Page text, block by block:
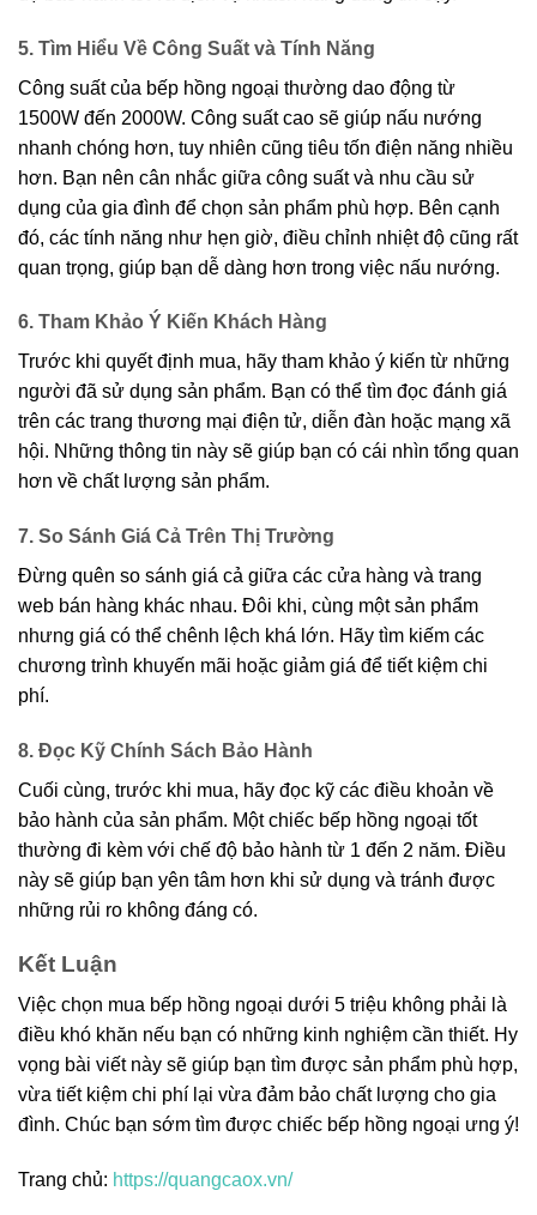
5. Tìm Hiểu Về Công Suất và Tính Năng
Công suất của bếp hồng ngoại thường dao động từ
1500W đến 2000W. Công suất cao sẽ giúp nấu nướng
nhanh chóng hơn, tuy nhiên cũng tiêu tốn điện năng nhiều
hơn. Bạn nên cân nhắc giữa công suất và nhu cầu sử
dụng của gia đình để chọn sản phẩm phù hợp. Bên cạnh
đó, các tính năng như hẹn giờ, điều chỉnh nhiệt độ cũng rất
quan trọng, giúp bạn dễ dàng hơn trong việc nấu nướng.
6. Tham Khảo Ý Kiến Khách Hàng
Trước khi quyết định mua, hãy tham khảo ý kiến từ những
người đã sử dụng sản phẩm. Bạn có thể tìm đọc đánh giá
trên các trang thương mại điện tử, diễn đàn hoặc mạng xã
hội. Những thông tin này sẽ giúp bạn có cái nhìn tổng quan
hơn về chất lượng sản phẩm.
7. So Sánh Giá Cả Trên Thị Trường
Đừng quên so sánh giá cả giữa các cửa hàng và trang
web bán hàng khác nhau. Đôi khi, cùng một sản phẩm
nhưng giá có thể chênh lệch khá lớn. Hãy tìm kiếm các
chương trình khuyến mãi hoặc giảm giá để tiết kiệm chi
phí.
8. Đọc Kỹ Chính Sách Bảo Hành
Cuối cùng, trước khi mua, hãy đọc kỹ các điều khoản về
bảo hành của sản phẩm. Một chiếc bếp hồng ngoại tốt
thường đi kèm với chế độ bảo hành từ 1 đến 2 năm. Điều
này sẽ giúp bạn yên tâm hơn khi sử dụng và tránh được
những rủi ro không đáng có.
Kết Luận
Việc chọn mua bếp hồng ngoại dưới 5 triệu không phải là
điều khó khăn nếu bạn có những kinh nghiệm cần thiết. Hy
vọng bài viết này sẽ giúp bạn tìm được sản phẩm phù hợp,
vừa tiết kiệm chi phí lại vừa đảm bảo chất lượng cho gia
đình. Chúc bạn sớm tìm được chiếc bếp hồng ngoại ưng ý!
Trang chủ: https://quangcaox.vn/